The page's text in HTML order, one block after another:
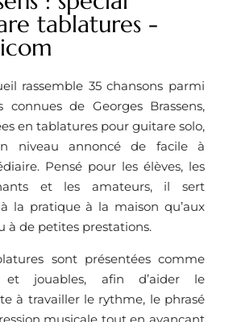
tablatures -
rassemble 35 chansons parmi
connues de Georges Brassens,
en tablatures pour guitare solo,
niveau annoncé de facile à
Pensé pour les élèves, les
et les amateurs, il sert
la pratique à la maison qu’aux
à de petites prestations.
sont présentées comme
et jouables, afin d’aider le
à travailler le rythme, le phrasé
musicale tout en avançant